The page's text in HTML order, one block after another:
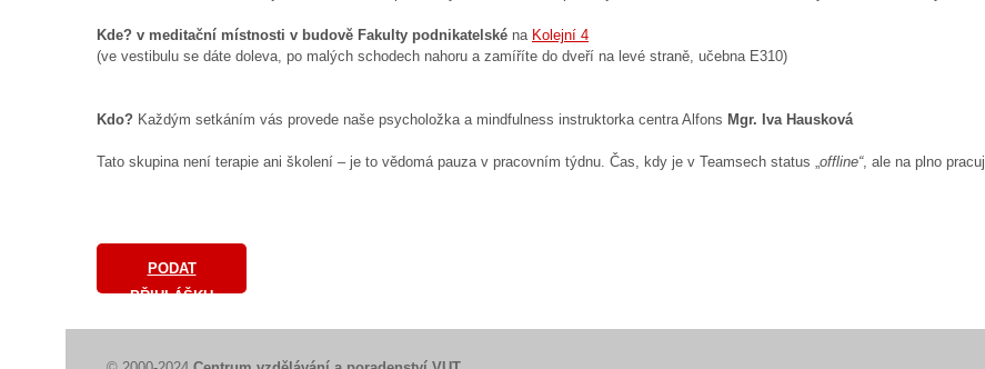
Kde? v meditační místnosti v budově Fakulty podnikatelské na Kolejní 4
(ve vestibulu se dáte doleva, po malých schodech nahoru a zamíříte do dveří na levé straně, učebna E310)
Kdo? Každým setkáním vás provede naše psycholožka a mindfulness instruktorka centra Alfons Mgr. Iva Hausková
Tato skupina není terapie ani školení – je to vědomá pauza v pracovním týdnu. Čas, kdy je v Teamsech status „ offline“, ale na plno
PODAT
PŘIHLÁŠKU